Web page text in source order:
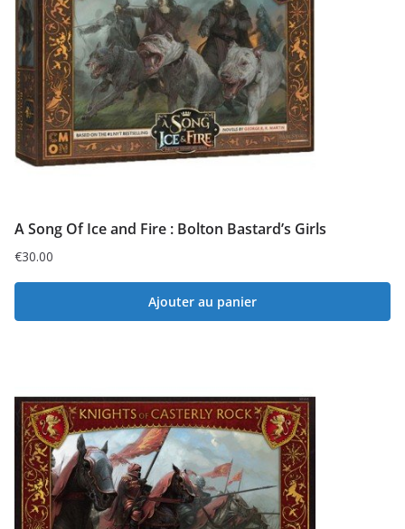
A Song Of Ice and Fire : Bolton Bastard’s Girls
€30.00
Ajouter au panier